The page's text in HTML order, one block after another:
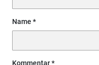
Name
Kommentar